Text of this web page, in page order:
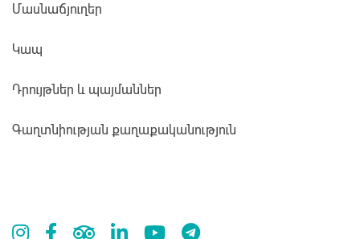
Մասնաճյուղեր
Կապ
Դրույթներ և պայմաններ
Գաղտնիության քաղաքականություն